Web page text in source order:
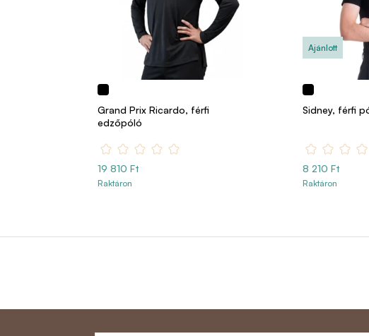
Grand Prix Ricardo, férfi
edzőpóló
19 810 Ft
Raktáron
Ajánlott
Sidney, férfi
8 210 Ft
Raktáron